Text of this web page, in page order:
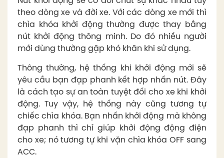
theo dòng xe và đời xe. Với các dòng xe mới thì
chìa khóa khởi động thường được thay bằng
nút khởi động thông minh. Do đó nhiều người
mới dùng thường gặp khó khăn khi sử dụng.
Thông thường, hệ thống khi khởi động mới sẽ
yêu cầu bạn đạp phanh kết hợp nhấn nút. Đây
là cách tạo sự an toàn tuyệt đối cho xe khi khởi
động. Tuy vậy, hệ thống này cũng tương tự
chiếc chìa khóa. Bạn nhấn khởi động mà không
đạp phanh thì chỉ giúp khởi động động điện
cho xe; nó tương tự khi vặn chìa khóa OFF sang
ACC.